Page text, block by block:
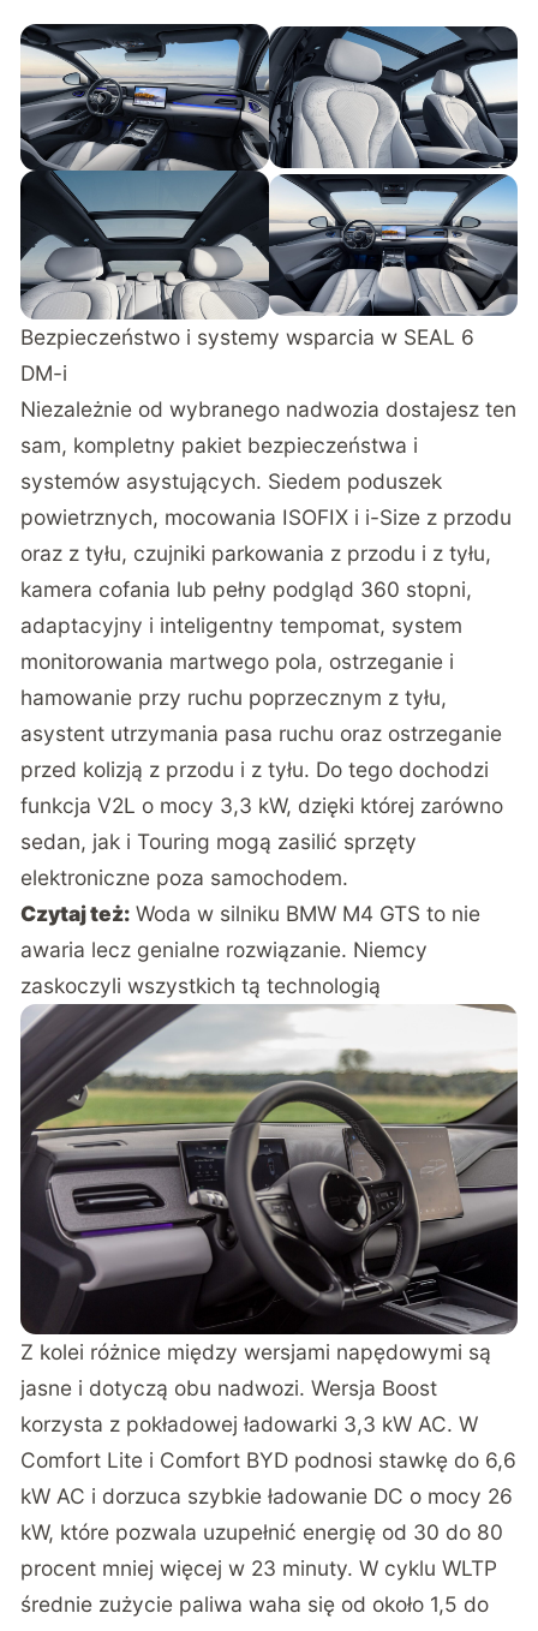
Bezpieczeństwo i systemy wsparcia w SEAL 6
DM-i
Niezależnie od wybranego nadwozia dostajesz ten
sam, kompletny pakiet bezpieczeństwa i
systemów asystujących. Siedem poduszek
powietrznych, mocowania ISOFIX i i-Size z przodu
oraz z tyłu, czujniki parkowania z przodu i z tyłu,
kamera cofania lub pełny podgląd 360 stopni,
adaptacyjny i inteligentny tempomat, system
monitorowania martwego pola, ostrzeganie i
hamowanie przy ruchu poprzecznym z tyłu,
asystent utrzymania pasa ruchu oraz ostrzeganie
przed kolizją z przodu i z tyłu. Do tego dochodzi
funkcja V2L o mocy 3,3 kW, dzięki której zarówno
sedan, jak i Touring mogą zasilić sprzęty
elektroniczne poza samochodem.
Czytaj też: Woda w silniku BMW M4 GTS to nie
awaria lecz genialne rozwiązanie. Niemcy
zaskoczyli wszystkich tą technologią
Z kolei różnice między wersjami napędowymi są
jasne i dotyczą obu nadwozi. Wersja Boost
korzysta z pokładowej ładowarki 3,3 kW AC. W
Comfort Lite i Comfort BYD podnosi stawkę do 6,6
kW AC i dorzuca szybkie ładowanie DC o mocy 26
kW, które pozwala uzupełnić energię od 30 do 80
procent mniej więcej w 23 minuty. W cyklu WLTP
średnie zużycie paliwa waha się od około 1,5 do